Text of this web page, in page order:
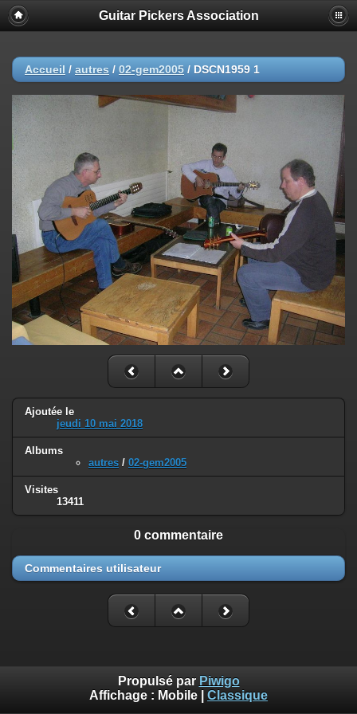
Guitar Pickers Association
Accueil / autres / 02-gem2005 / DSCN1959 1
Ajoutée le
jeudi 10 mai 2018
Albums
autres / 02-gem2005
Visites
13411
0 commentaire
Commentaires utilisateur
Propulsé par Piwigo
Affichage : Mobile Classique